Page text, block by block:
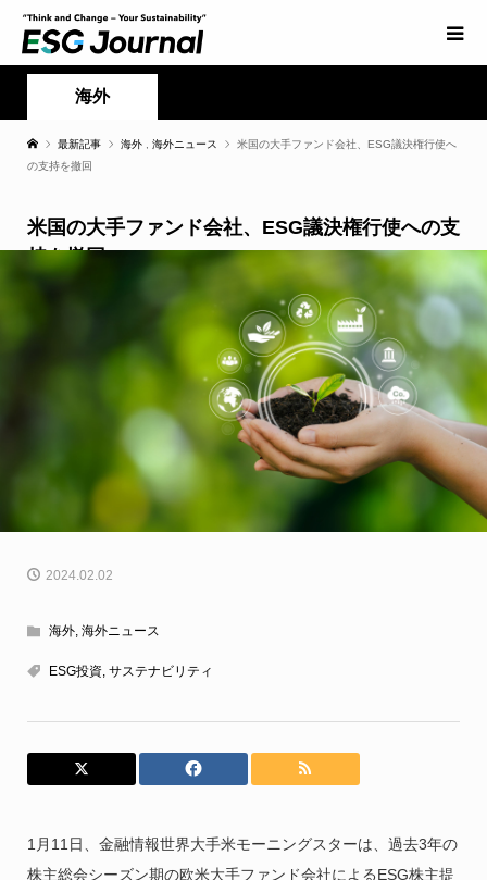
海外
最新記事 海外 海外ニュース
米国の大手ファンド会社、ESG議決権行使へ
の支持を撤回
米国の大手ファンド会社、ESG議決権行使への支
持を撤回
2024.02.02
海外, 海外ニュース
ESG投資, サステナビリティ
1月11日、金融情報世界大手米モーニングスターは、過去3年の
株主総会シーズン期の欧米大手ファンド会社によるESG株主提